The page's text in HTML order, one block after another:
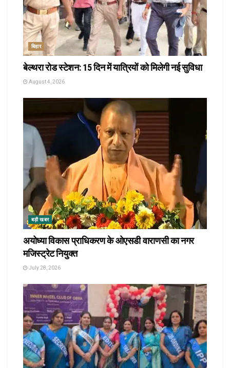
बिहार
बेल्थरा रोड स्टेशन: 15 दिन में यात्रियों को मिलेगी नई सुविधा
August 4, 2026
बड़ी खबर
अयोध्या विकास प्राधिकरण के ओएसडी वाराणसी का नगर
मजिस्ट्रेट नियुक्त
July 28, 2026